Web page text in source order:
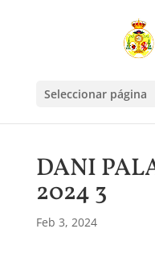
Seleccionar página
DANI
2024 3
Feb 3, 2024